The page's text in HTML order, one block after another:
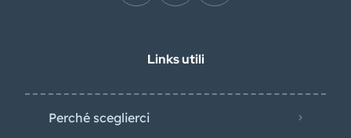
Links utili
Perché sceglierci